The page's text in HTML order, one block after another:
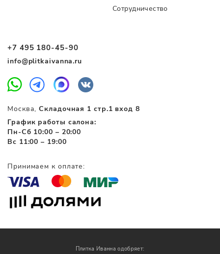
+7 495 180-45-90
info@plitkaivanna.ru
Москва,Складочная 1 стр.1 вход 8
График работы салона:
Пн-Сб 10:00 – 20:00
Вс 11:00 – 19:00
Сотрудничество
Принимаем к оплате:
Плитка Иванна одобряет: